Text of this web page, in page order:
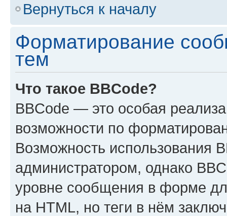
Вернуться к началу
Форматирование
тем
Что такое BBCode?
BBCode — это особая
возможности по
Возможность использования
администратором, однако
уровне сообщения в форме
на HTML, но теги в нём